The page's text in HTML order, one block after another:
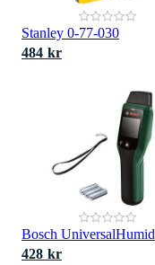
Stanley 0-77-030
484 kr
Bosch UniversalHumid
428 kr